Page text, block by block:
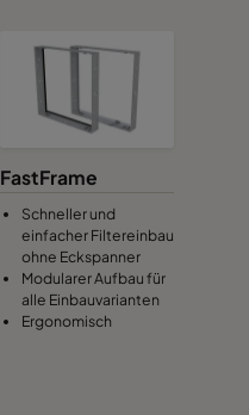
FastFrame
Schneller und
einfacher Filtereinbau
ohne Eckspanner
Modularer Aufbau für
alle Einbauvarianten
Ergonomisch